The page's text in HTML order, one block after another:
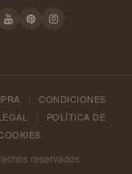
CONDICIONES
POLÍTICA DE
reservados